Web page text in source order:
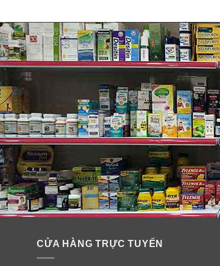
✓Cải thiện vấn đề huyết áp cao và chức
✓Kiểm soát mức cholesterol.
Ngăn ngừa bệnh tiểu đường.
✓Cải thiện trí nhớ, giảm thiểu khả năng
✓Giải tỏa căng thẳng đầu óc, giúp tinh
✓Phòng chống bệnh thấp khớp và viêm
✓Cải thiện khả năng sinh sản.
CỬA HÀNG TRỰC TUYẾN